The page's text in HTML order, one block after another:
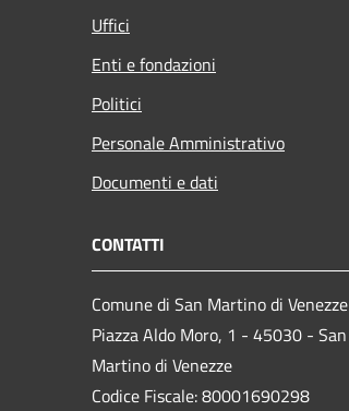
Uffici
Enti e fondazioni
Politici
Personale Amministrativo
Documenti e dati
CONTATTI
Comune di San Martino di Venezze
Piazza Aldo Moro, 1 - 45030 - San
Martino di Venezze
Codice Fiscale: 80001690298